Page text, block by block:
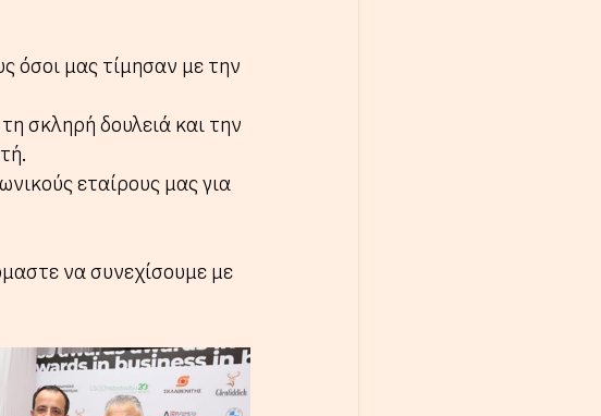
όσοι μας τίμησαν με την
σκληρή δουλειά και την
εταίρους μας για
να συνεχίσουμε με